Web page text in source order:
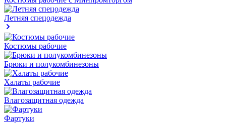
Летняя спецодежда
Костюмы рабочие
Брюки и полукомбинезоны
Халаты рабочие
Влагозащитная одежда
Фартуки